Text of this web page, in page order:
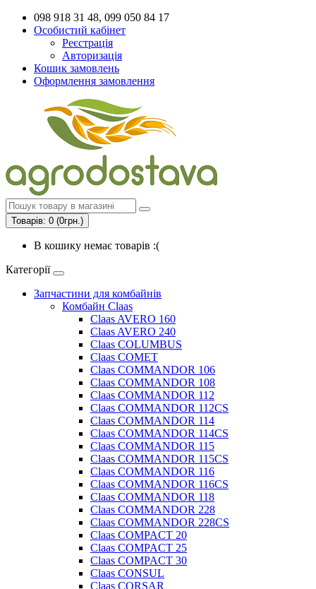
098 918 31 48, 099 050 84 17
Особистий кабінет
Реєстрація
Авторизація
Кошик замовлень
Оформлення замовлення
Товарів: 0 (0грн.)
В кошику немає товарів :(
Категорії
Запчастини для комбайнів
Комбайн Claas
Claas AVERO 160
Claas AVERO 240
Claas COLUMBUS
Claas COMET
Claas COMMANDOR 106
Claas COMMANDOR 108
Claas COMMANDOR 112
Claas COMMANDOR 112CS
Claas COMMANDOR 114
Claas COMMANDOR 114CS
Claas COMMANDOR 115
Claas COMMANDOR 115CS
Claas COMMANDOR 116
Claas COMMANDOR 116CS
Claas COMMANDOR 118
Claas COMMANDOR 228
Claas COMMANDOR 228CS
Claas COMPACT 20
Claas COMPACT 25
Claas COMPACT 30
Claas CONSUL
Claas CORSAR